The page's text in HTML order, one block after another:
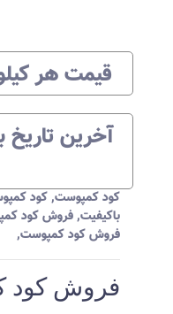
قیمت هر
آخرین تاریخ
کود کمپوست,کود
باکیفیت,فروش کود
فروش کود کمپوست,
فروش کود